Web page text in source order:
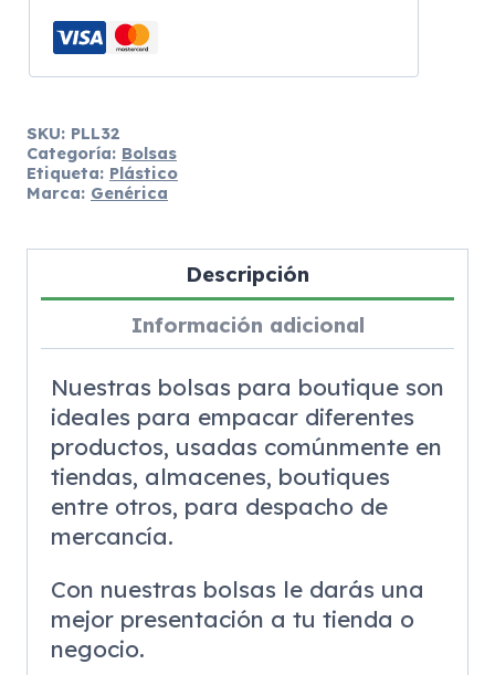
SKU: PLL32
Categoría: Bolsas
Etiqueta: Plástico
Marca: Genérica
Descripción
Información adicional
Nuestras bolsas para boutique son
ideales para empacar diferentes
productos, usadas comúnmente en
tiendas, almacenes, boutiques
entre otros, para despacho de
mercancía.
Con nuestras bolsas le darás una
mejor presentación a tu tienda o
negocio.